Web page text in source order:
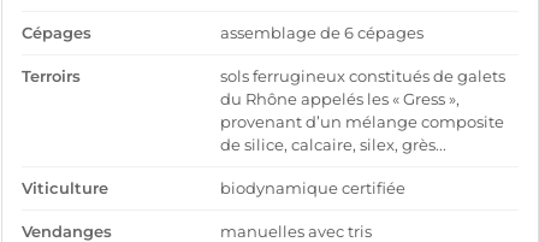
Cépages assemblage de 6 cépages
Terroirs
sols ferrugineux constitués de galets
du Rhône appelés les « Gress »,
provenant d’un mélange composite
de silice, calcaire, silex, grès...
Viticulture biodynamique certifiée
Vendanges manuelles avec tris